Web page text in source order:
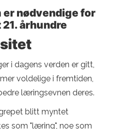
nødvendige for
århundre
i dagens verden er gitt,
voldelige i fremtiden,
læringsevnen deres.
blitt myntet
som "læring", noe som